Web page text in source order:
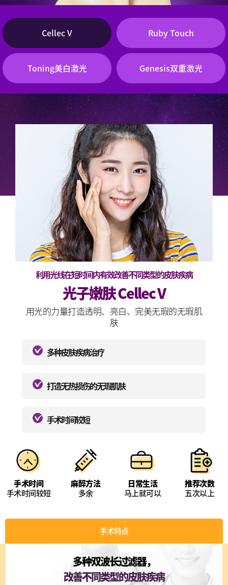
Cellec V Ruby Touch
Toning美白激光 Genesis双重激光
利用光线在短时间内有效改善不同类型的皮肤疾病
光子嫩肤 Cellec V
用光的力量打造透明、亮白、完美无瑕的无瑕肌
肤
多种皮肤疾病治疗
打造无热损伤的无瑕肌肤
手术时间较短
手术时间较短 多余 马上就可以 五次以上
手术特点
多种双波长过滤器，
改善不同类型的皮肤疾病